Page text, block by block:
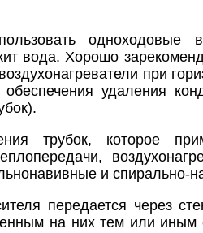
одноходовые
вода. Хорошо
при
удаления
трубок, которое
и спирально-
передается через
на них тем или иным